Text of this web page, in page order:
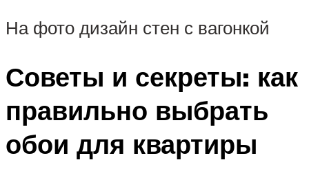
На фото дизайн стен с вагонкой
Советы и секреты: как
правильно выбрать
обои для квартиры